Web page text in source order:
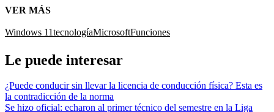
VER MÁS
Windows 11tecnologíaMicrosoftFunciones
Le puede interesar
¿Puede conducir sin llevar la licencia de conducción física? Esta es
la contradicción de la norma
Se hizo oficial: echaron al primer técnico del semestre en la Liga